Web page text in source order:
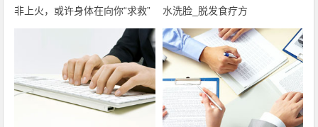
非上火，或许身体在向你“求救”
_白头发的原因
水洗脸_脱发食疗方